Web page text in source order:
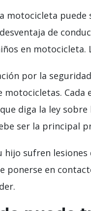
motocicleta
de
en
por la
motocicletas.
diga la ley
ser la principal
hijo sufren
ponerse en